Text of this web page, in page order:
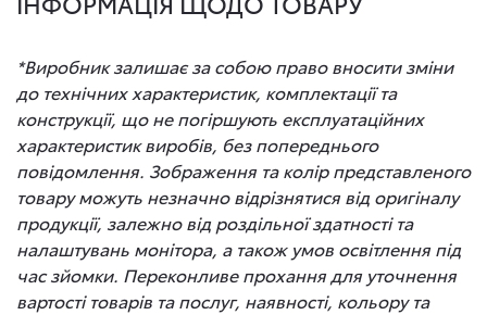
*Виробник залишає за собою право вносити зміни
до технічних характеристик, комплектації та
конструкції, що не погіршують експлуатаційних
характеристик виробів, без попереднього
повідомлення. Зображення та колір представленого
товару можуть незначно відрізнятися від оригіналу
продукції, залежно від роздільної здатності та
налаштувань монітора, а також умов освітлення під
час зйомки. Переконливе прохання для уточнення
вартості товарів та послуг, наявності, кольору та